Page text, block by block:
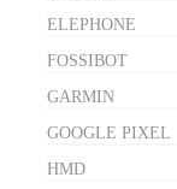
ELEPHONE
FOSSIBOT
GARMIN
GOOGLE PIXEL
HMD